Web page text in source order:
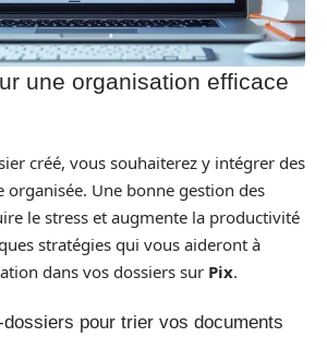
une organisation efficace
créé, vous souhaiterez y intégrer des
organisée. Une bonne gestion des
le stress et augmente la productivité
stratégies qui vous aideront à
dans vos dossiers sur Pix.
pour trier vos documents